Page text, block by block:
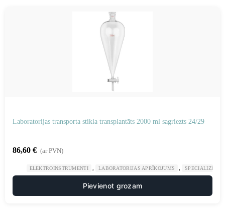
Laboratorijas transporta stikla transplantāts 2000 ml sagriezts 24/29
86,60 € (ar PVN)
ELEKTROINSTRUMENTI LABORATORIJAS APRĪKOJUMS
Pievienot grozam